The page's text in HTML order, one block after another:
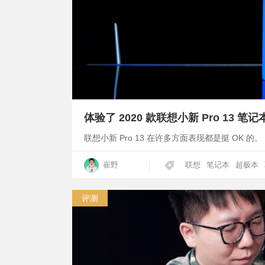
体验了 2020 款联想小新 Pro 13 笔记
联想小新 Pro 13 在许多方面表现都是挺 OK 的。
崔野 联想 笔记本 超极本
评测